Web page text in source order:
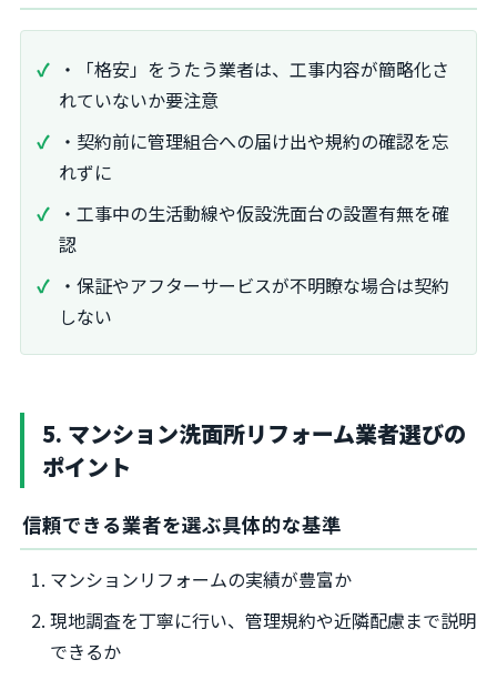
・「格安」をうたう業者は、工事内容が簡略化さ
れていないか要注意
・契約前に管理組合への届け出や規約の確認を忘
れずに
・工事中の生活動線や仮設洗面台の設置有無を確
認
・保証やアフターサービスが不明瞭な場合は契約
しない
5. マンション洗面所リフォーム業者選びの
ポイント
信頼できる業者を選ぶ具体的な基準
マンションリフォームの実績が豊富か
現地調査を丁寧に行い、管理規約や近隣配慮まで説明
できるか